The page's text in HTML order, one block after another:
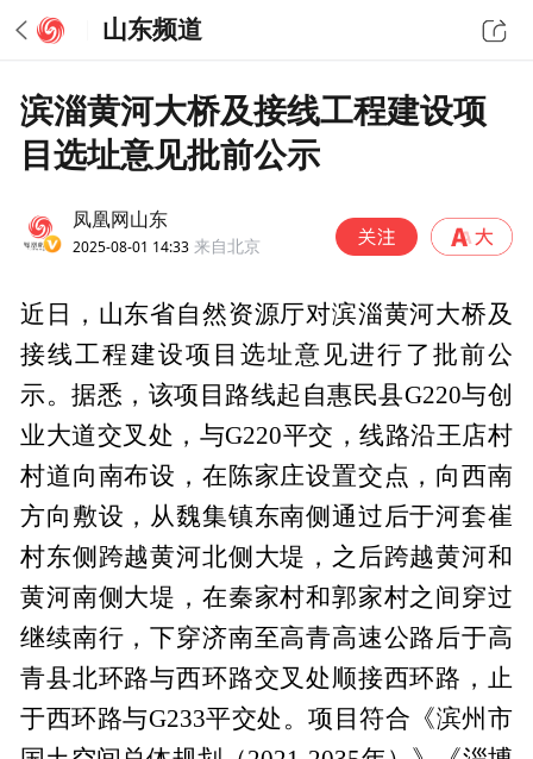
山东频道
滨淄黄河大桥及接线工程建设项
目选址意见批前公示
凤凰网山东
2025-08-01 14:33 来自北京
近日，山东省自然资源厅对滨淄黄河大桥及
接线工程建设项目选址意见进行了批前公
示。据悉，该项目路线起自惠民县G220与创
业大道交叉处，与G220平交，线路沿王店村
村道向南布设，在陈家庄设置交点，向西南
方向敷设，从魏集镇东南侧通过后于河套崔
村东侧跨越黄河北侧大堤，之后跨越黄河和
黄河南侧大堤，在秦家村和郭家村之间穿过
继续南行，下穿济南至高青高速公路后于高
青县北环路与西环路交叉处顺接西环路，止
于西环路与G233平交处。项目符合《滨州市